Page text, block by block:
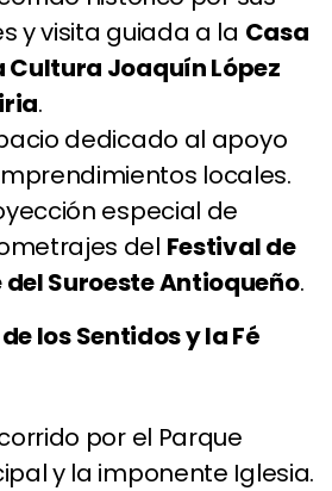
y visita guiada a la Casa
Cultura Joaquín López
.
dedicado al apoyo
locales.
especial de
del Festival de
del Suroeste Antioqueño.
los Sentidos y la Fé
por el Parque
y la imponente Iglesia.